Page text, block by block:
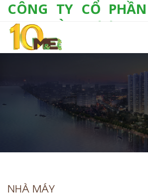
CÔNG TY CỔ
LẠNH VÀ THƯƠNG
Số 10/357 Tam Trinh, P.
Hoàng Mai, TP. Hà Nội
Email: info@megroup.vn
NHÀ MÁY